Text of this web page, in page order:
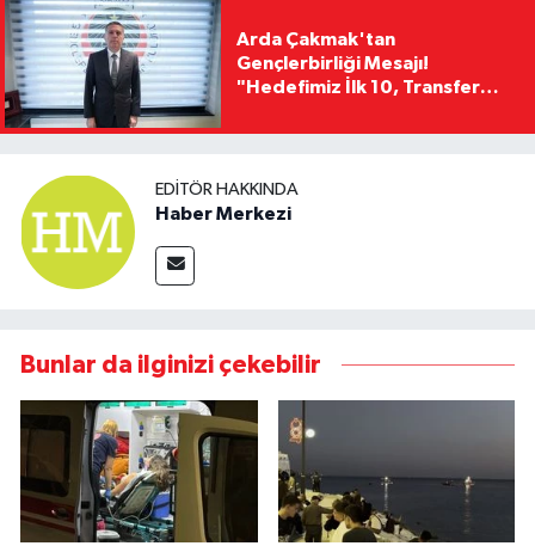
Arda Çakmak'tan
Gençlerbirliği Mesajı!
"Hedefimiz İlk 10, Transfer
Kaldıracağız"
EDITÖR HAKKINDA
Haber Merkezi
Bunlar da ilginizi çekebilir